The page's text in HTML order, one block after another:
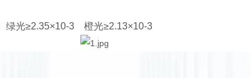
绿光≥2.35×10-3 橙光≥2.13×10-3